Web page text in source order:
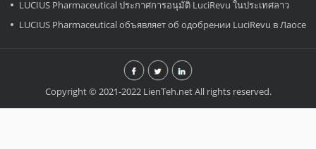
LUCIUS Pharmaceutical ประกาศการอนุมัติ LuciRevu ในประเทศลาว
LUCIUS Pharmaceutical объявляет об одобрении LuciRevu в Лаосе
Copyright © 2021-2022 LienTeh.net All rights reserved.